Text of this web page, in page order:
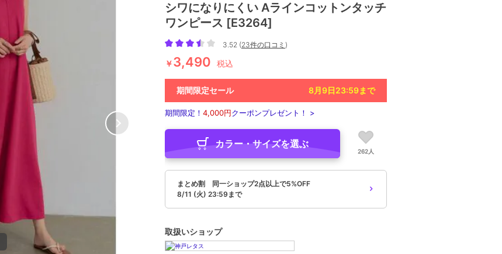
シワになりにくい Aラインコットンタッチ
ワンピース [E3264]
3.52 (23件の口コミ )
￥3,490 税込
期間限定セール 8月9日23:59まで
期間限定！ 4,000円クーポンプレゼント！ >
カラー・サイズを選ぶ
262人
まとめ割 同一ショップ2点以上で5%OFF
8/11 (火) 23:59まで
取扱いショップ